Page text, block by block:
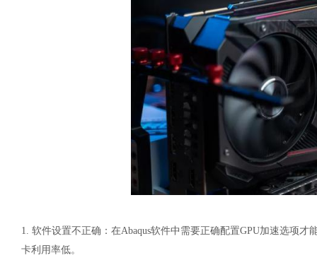
1. 软件设置不正确：在Abaqus软件中需要正确配置GPU加速选项
卡利用率低。